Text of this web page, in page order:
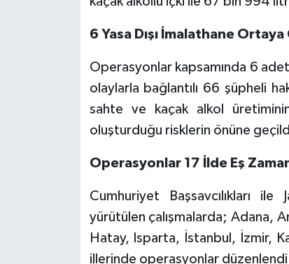
6 Yasa Dışı İmalathane
Operasyonlar kapsamında 6
olaylarla bağlantılı 66 şüpheli
sahte ve kaçak alkol
oluşturduğu risklerin önüne
Operasyonlar 17 İlde Eş
Cumhuriyet Başsavcılıkları
yürütülen çalışmalarda; Adana,
Hatay, Isparta, İstanbul, İzmir,
illerinde operasyonlar